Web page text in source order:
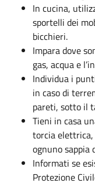
In cucina,
sportelli dei
bicchieri.
Impara dove
gas, acqua e
Individua i
in caso di
pareti, sotto il
Tieni in casa
torcia elettrica,
ognuno sappia
Informati se
Protezione